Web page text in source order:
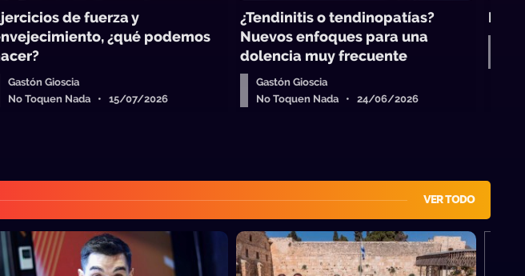
de fuerza y
¿qué podemos
Gastón Gioscia
No Toquen Nada • 15/07/2026
¿Tendinitis o tendinopatías?
Nuevos enfoques para una
dolencia muy frecuente
Gastón Gioscia
No Toquen Nada • 24/06/2026
VER TODO